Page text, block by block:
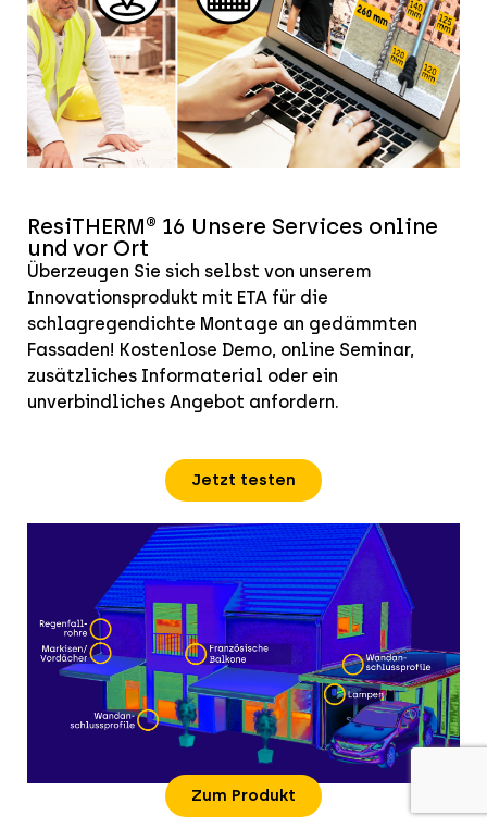
ResiTHERM® 16 Unsere Services online
und vor Ort
Überzeugen Sie sich selbst von unserem
Innovationsprodukt mit ETA für die
schlagregendichte Montage an gedämmten
Fassaden! Kostenlose Demo, online Seminar,
zusätzliches Informaterial oder ein
unverbindliches Angebot anfordern.
Jetzt testen
Zum Produkt